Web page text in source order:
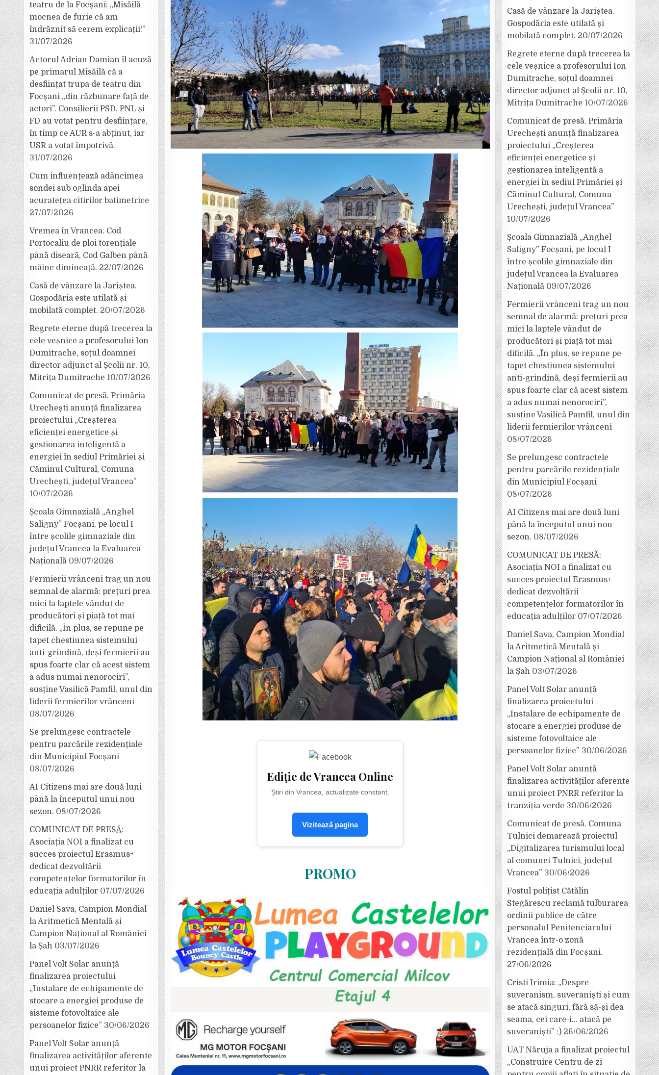
Ediție de Vrancea Online
Știri din Vrancea, actualizate constant.
Vizitează pagina
PROMO
teatru de la Focșani: „Misăilă
mocnea de furie că am
îndrăznit să cerem explicații!”
31/07/2026
Actorul Adrian Damian îl acuză
pe primarul Misăilă că a
desființat trupa de teatru din
Focșani „din răzbunare față de
actori”. Consilierii PSD, PNL și
FD au votat pentru desființare,
în timp ce AUR s-a abținut, iar
USR a votat împotrivă.
31/07/2026
Cum influențează adâncimea
sondei sub oglinda apei
acuratețea citirilor batimetrice
27/07/2026
Vremea în Vrancea. Cod
Portocaliu de ploi torențiale
până diseară, Cod Galben până
mâine dimineață. 22/07/2026
Casă de vânzare la Jariștea.
Gospodăria este utilată și
mobilată complet. 20/07/2026
Regrete eterne după trecerea la
cele veșnice a profesorului Ion
Dumitrache, soțul doamnei
director adjunct al Școlii nr. 10,
Mitrița Dumitrache 10/07/2026
Comunicat de presă. Primăria
Urechești anunță finalizarea
proiectului „Creșterea
eficienței energetice și
gestionarea inteligentă a
energiei în sediul Primăriei și
Căminul Cultural, Comuna
Urechești, județul Vrancea”
10/07/2026
Școala Gimnazială „Anghel
Saligny” Focșani, pe locul I
între școlile gimnaziale din
județul Vrancea la Evaluarea
Națională 09/07/2026
Fermierii vrânceni trag un nou
semnal de alarmă: prețuri prea
mici la laptele vândut de
producători și piață tot mai
dificilă. „În plus, se repune pe
tapet chestiunea sistemului
anti-grindină, deși fermierii au
spus foarte clar că acest sistem
a adus numai nenorociri”,
susține Vasilică Pamfil, unul din
liderii fermierilor vrânceni
08/07/2026
Se prelungesc contractele
pentru parcările rezidențiale
din Municipiul Focșani
08/07/2026
AI Citizens mai are două luni
până la începutul unui nou
sezon. 08/07/2026
COMUNICAT DE PRESĂ:
Asociația NOI a finalizat cu
succes proiectul Erasmus+
dedicat dezvoltării
competențelor formatorilor în
educația adulților 07/07/2026
Daniel Sava, Campion Mondial
la Aritmetică Mentală și
Campion Național al României
la Șah 03/07/2026
Panel Volt Solar anunță
finalizarea proiectului
„Instalare de echipamente de
stocare a energiei produse de
sisteme fotovoltaice ale
persoanelor fizice” 30/06/2026
Panel Volt Solar anunță
finalizarea activităților aferente
unui proiect PNRR referitor la
Casă de vânzare la Jariștea.
Gospodăria este utilată și
mobilată complet. 20/07/2026
Regrete eterne după trecerea la
cele veșnice a profesorului Ion
Dumitrache, soțul doamnei
director adjunct al Școlii nr. 10,
Mitrița Dumitrache 10/07/2026
Comunicat de presă. Primăria
Urechești anunță finalizarea
proiectului „Creșterea
eficienței energetice și
gestionarea inteligentă a
energiei în sediul Primăriei și
Căminul Cultural, Comuna
Urechești, județul Vrancea”
10/07/2026
Școala Gimnazială „Anghel
Saligny” Focșani, pe locul I
între școlile gimnaziale din
județul Vrancea la Evaluarea
Națională 09/07/2026
Fermierii vrânceni trag un nou
semnal de alarmă: prețuri prea
mici la laptele vândut de
producători și piață tot mai
dificilă. „În plus, se repune pe
tapet chestiunea sistemului
anti-grindină, deși fermierii au
spus foarte clar că acest sistem
a adus numai nenorociri”,
susține Vasilică Pamfil, unul din
liderii fermierilor vrânceni
08/07/2026
Se prelungesc contractele
pentru parcările rezidențiale
din Municipiul Focșani
08/07/2026
AI Citizens mai are două luni
până la începutul unui nou
sezon. 08/07/2026
COMUNICAT DE PRESĂ:
Asociația NOI a finalizat cu
succes proiectul Erasmus+
dedicat dezvoltării
competențelor formatorilor în
educația adulților 07/07/2026
Daniel Sava, Campion Mondial
la Aritmetică Mentală și
Campion Național al României
la Șah 03/07/2026
Panel Volt Solar anunță
finalizarea proiectului
„Instalare de echipamente de
stocare a energiei produse de
sisteme fotovoltaice ale
persoanelor fizice” 30/06/2026
Panel Volt Solar anunță
finalizarea activităților aferente
unui proiect PNRR referitor la
tranziția verde 30/06/2026
Comunicat de presă. Comuna
Tulnici demarează proiectul
„Digitalizarea turismului local
al comunei Tulnici, județul
Vrancea” 30/06/2026
Fostul polițist Cătălin
Stegărescu reclamă tulburarea
ordinii publice de către
personalul Penitenciarului
Vrancea într-o zonă
rezidențială din Focșani.
27/06/2026
Cristi Irimia: „Despre
suveranism, suveraniști și cum
se atacă singuri, fără să-și dea
seama, cei care-i… atacă pe
suveraniști” :) 26/06/2026
UAT Năruja a finalizat proiectul
„Construire Centru de zi